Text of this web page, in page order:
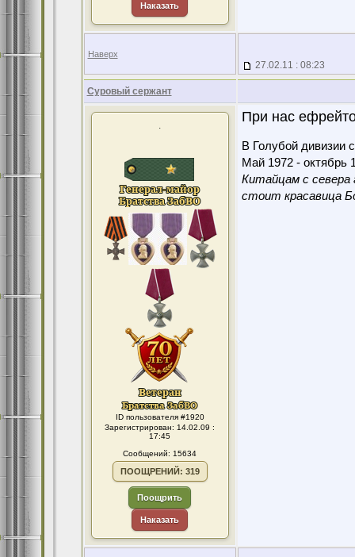
Наказать
Наверх
27.02.11 : 08:23
Суровый сержант
.
ID пользователя #1920
Зарегистрирован: 14.02.09 :
17:45
Сообщений: 15634
ПООЩРЕНИЙ: 319
Поощрить
Наказать
При нас
В Голубой дивизии
Май 1972 - октябрь
Китайцам с севера
стоит красавица